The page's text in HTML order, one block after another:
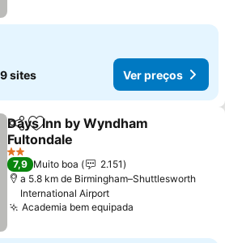
9 sites Ver preços
PartilharAdicionar aos favoritos
Days Inn by Wyndham
Fultondale
Ver preços
2 Estrelas
7,9 Muito boa
2.151
a 5.8 km de Birmingham–Shuttlesworth
International Airport
Academia bem equipada